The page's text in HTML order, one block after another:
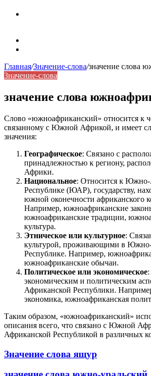
Главная/Значение-слова/значение слова
Значение-слова
значение слова
Слово «южноафриканский» относится к
связанному с Южной Африкой, и имеет
значения:
Географическое: Связано с
принадлежностью к региону,
Африки.
Национальное: Относится к
Республике (ЮАР), государству,
южной оконечности африканского
Например, южноафриканские
южноафриканские традиции,
культура.
Этническое или культурное:
культурой, проживающими в
Республике. Например,
южноафриканские обычаи.
Политическое или экономическое
экономическим и политическим
Африканской Республики.
экономика, южноафриканская
Таким образом, «южноафриканский»
описания всего, что связано с Южной
Африканской Республикой в различных
Значение слова ящур